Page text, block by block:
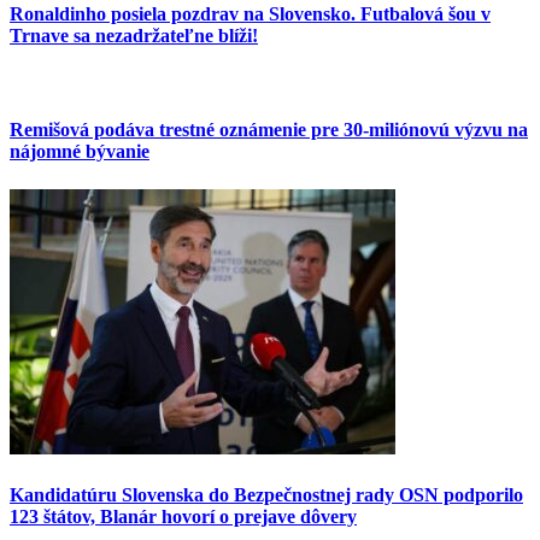
Ronaldinho posiela pozdrav na Slovensko. Futbalová šou v
Trnave sa nezadržateľne blíži!
Remišová podáva trestné oznámenie pre 30-miliónovú výzvu na
nájomné bývanie
Kandidatúru Slovenska do Bezpečnostnej rady OSN podporilo
123 štátov, Blanár hovorí o prejave dôvery